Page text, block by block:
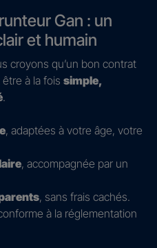
Gan : un
et humain
croyons qu’un bon contrat
à la fois simple,
.
, adaptées à votre âge, votre
, accompagnée par un
, sans frais cachés.
à la réglementation